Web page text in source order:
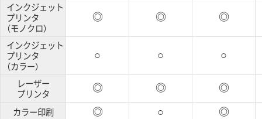
インクジェット
プリンタ
（モノクロ）
◎ ◎ ◎
インクジェット
プリンタ
（カラー）
○ ○ ○
レーザー
プリンタ
◎ ◎ ◎
カラー印刷 ◎ ○ ◎